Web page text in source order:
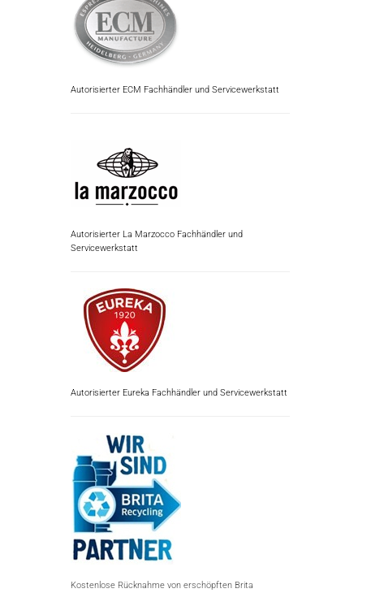
Autorisierter ECM Fachhändler und Servicewerkstatt
Autorisierter La Marzocco Fachhändler und
Servicewerkstatt
Autorisierter Eureka Fachhändler und Servicewerkstatt
Kostenlose Rücknahme von erschöpften Brita